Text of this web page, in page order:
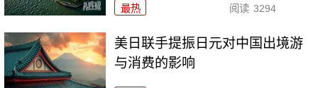
最热 阅读 3294
美日联手提振日元对中国出境游
与消费的影响